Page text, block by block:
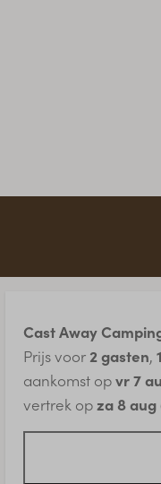
Cast Away
Prijs voor 2 gasten,
aankomst opvr 7
vertrek opza 8 aug